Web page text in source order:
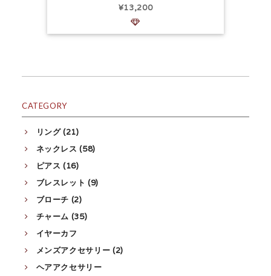
¥13,200
CATEGORY
リング (21)
ネックレス (58)
ピアス (16)
ブレスレット (9)
ブローチ (2)
チャーム (35)
イヤーカフ
メンズアクセサリー (2)
ヘアアクセサリー